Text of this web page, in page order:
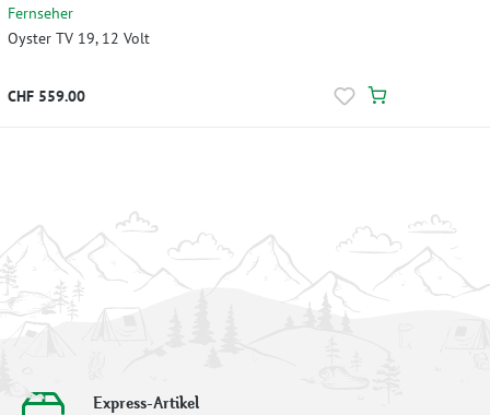
Fernseher
Oyster TV 19, 12 Volt
CHF 559.00
Express-Artikel